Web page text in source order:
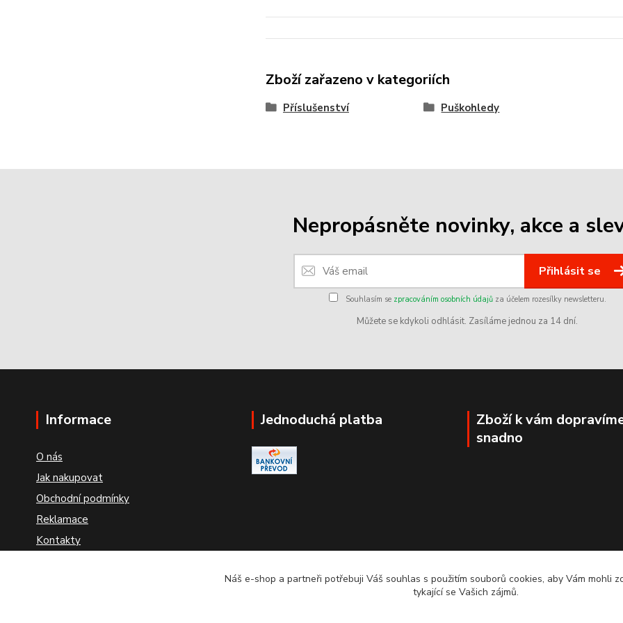
Zboží zařazeno v kategoriích
Příslušenství Puškohledy
Nepropásněte novinky, akce a
Přihlásit se
Souhlasím se zpracováním osobních údajůza účelem rozesílky newsletteru.
Můžete se kdykoli odhlásit. Zasíláme jednou za 14 dní.
Informace
O nás
Jak nakupovat
Obchodní podmínky
Reklamace
Kontakty
Jednoduchá platba
Zboží k vám
snadno
Náš e-shop a partneři potřebuji Váš souhlas s použitím souborů cookies, aby Vám mohli
tykající se Vašich zájmů.